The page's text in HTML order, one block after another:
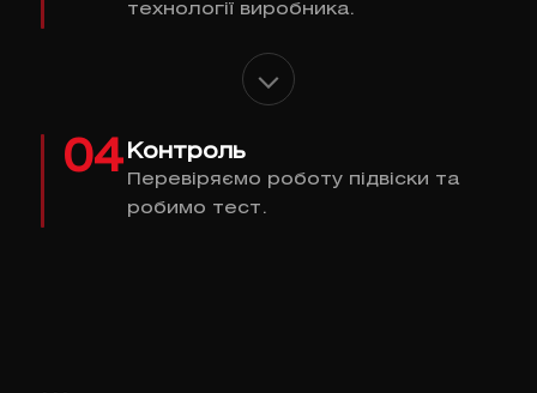
технології виробника.
04 Контроль
Перевіряємо роботу підвіски та
робимо тест.